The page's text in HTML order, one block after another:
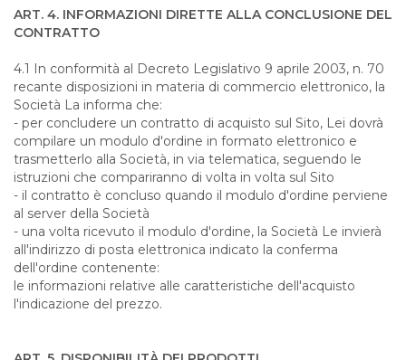
ART. 4. INFORMAZIONI DIRETTE ALLA CONCLUSIONE DEL
CONTRATTO
4.1 In conformità al Decreto Legislativo 9 aprile 2003, n. 70
recante disposizioni in materia di commercio elettronico, la
Società La informa che:
- per concludere un contratto di acquisto sul Sito, Lei dovrà
compilare un modulo d'ordine in formato elettronico e
trasmetterlo alla Società, in via telematica, seguendo le
istruzioni che compariranno di volta in volta sul Sito
- il contratto è concluso quando il modulo d'ordine perviene
al server della Società
- una volta ricevuto il modulo d'ordine, la Società Le invierà
all'indirizzo di posta elettronica indicato la conferma
dell'ordine contenente:
le informazioni relative alle caratteristiche dell'acquisto
l'indicazione del prezzo.